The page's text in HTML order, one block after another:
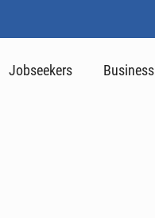
Jobseekers Business